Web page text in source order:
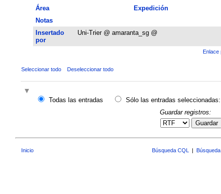
Área
Expedición
Notas
Insertado
por
Uni-Trier @ amaranta_sg @
Enlace
Seleccionar todo Deseleccionar todo
Todas las entradas
Sólo las entradas seleccionadas:
Guardar registros:
Guardar
Inicio Búsqueda CQL